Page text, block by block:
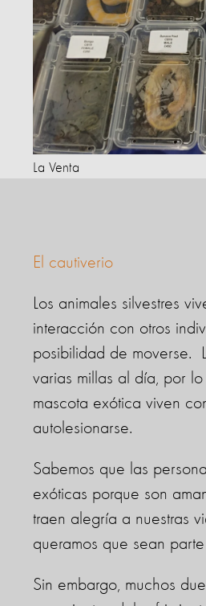
La Venta
El cautiverio
Los animales silvestres
interacción con otros
posibilidad de moverse.
varias millas al día, por
mascota exótica viven
autolesionarse.
Sabemos que las
exóticas porque son
traen alegría a nuestras
queramos que sean
Sin embargo, muchos